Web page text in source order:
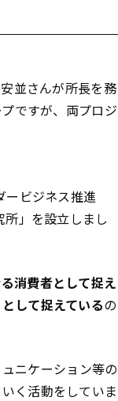
並さんが所長を務
ですが、両プロジ
ービジネス推進
」を設立しまし
消費者として捉え
して捉えているの
ニケーション等の
く活動をしていま